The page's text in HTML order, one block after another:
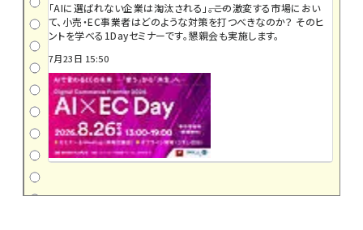
「AIに選ばれない企業は淘汰される」――。この激変する市場におい
て、小売・EC事業者はどのような対策を打つべきなのか？ そのヒ
ントを学べる1Dayセミナーです。懇親会も実施します。
7月23日 15:50